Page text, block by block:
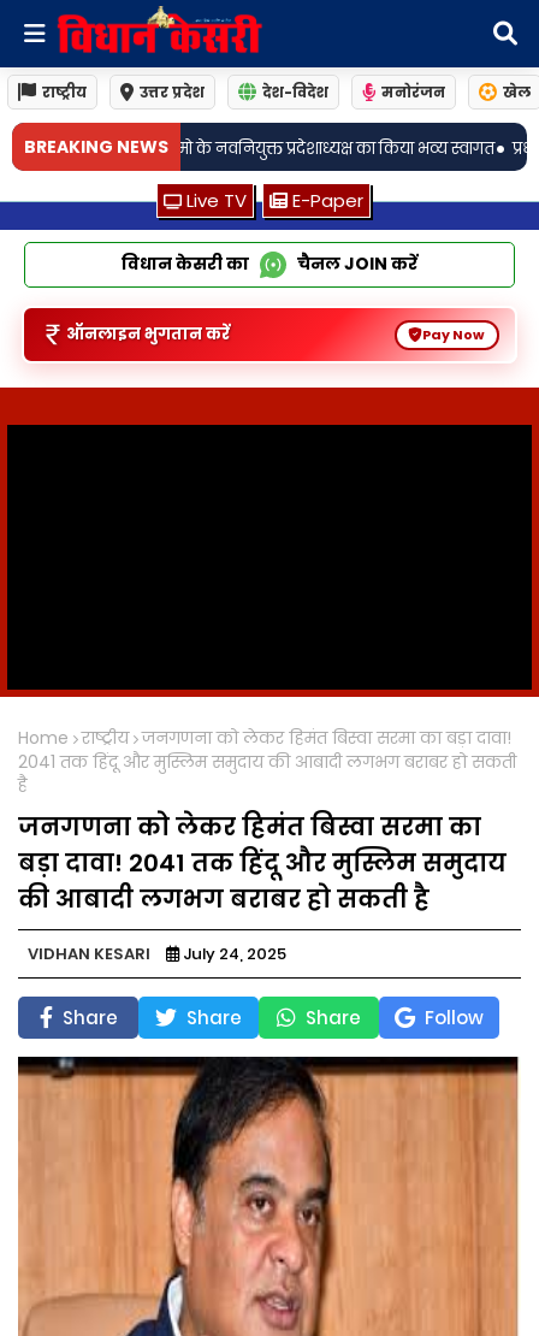
राष्ट्रीय उत्तर प्रदेश देश-विदेश मनोरंजन खेल
BREAKING NEWS
का किया भव्य स्वागत• प्रधान संघ अध्यक्ष के भतीजे ने भाजयुमो के
Live TV E-Paper
विधान केसरी का चैनलJOIN करें
ऑनलाइन भुगतान करें Pay Now
Home राष्ट्रीय जनगणना को लेकर हिमंत बिस्वा सरमा का बड़ा दावा!
2041 तक हिंदू और मुस्लिम समुदाय की आबादी लगभग बराबर हो सकती
है
जनगणना को लेकर हिमंत बिस्वा सरमा का
बड़ा दावा! 2041 तक हिंदू और मुस्लिम समुदाय
की आबादी लगभग बराबर हो सकती है
VIDHAN KESARI July 24, 2025
Share Share Share Follow